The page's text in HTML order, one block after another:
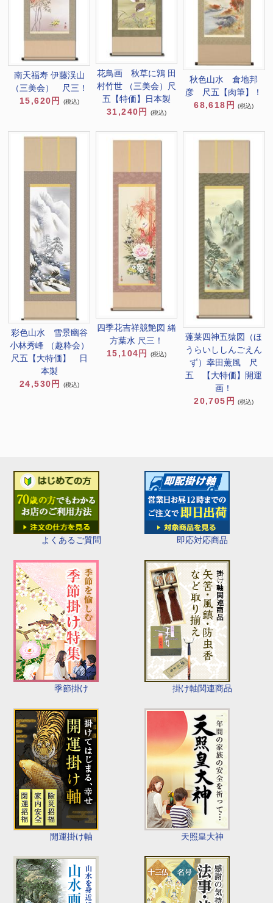
よくあるご質問 即応対応商品
季節掛け 掛け軸関連商品
開運掛け軸 天照皇大神
南天福寿 伊藤渓山
（三美会） 尺三！
15,620円
(税込)
花鳥画 秋草に鶉 田
村竹世 （三美会）尺
五【特価】日本製
31,240円
(税込)
秋色山水 倉地邦
彦 尺五【肉筆】！
68,618円
(税込)
彩色山水 雪景幽谷
小林秀峰 （趣粋会）
尺五【大特価】 日
本製
24,530円
(税込)
四季花吉祥競艶図 緒
方葉水 尺三！
15,104円
(税込)
蓬莱四神五猿図（ほ
うらいししんごえん
ず）幸田薫風 尺
五 【大特価】開運
画！
20,705円
(税込)